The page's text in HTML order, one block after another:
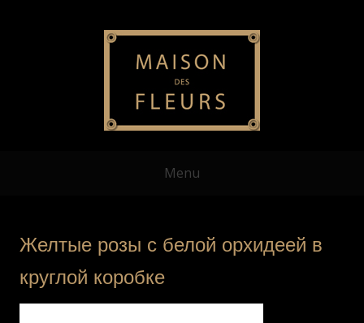
Menu
Желтые розы с белой орхидеей в
круглой коробке